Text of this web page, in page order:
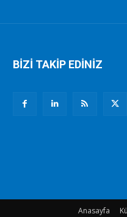
BİZİ TAKİP EDİNİZ
Anasayfa